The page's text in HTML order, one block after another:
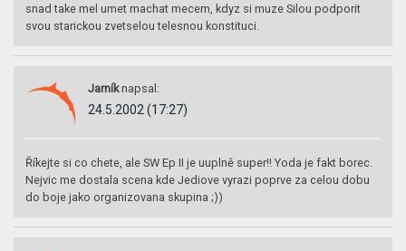
snad take mel umet machat mecem, kdyz si muze Silou podporit
svou starickou zvetselou telesnou konstituci.
Jarník napsal:
24.5.2002 (17:27)
Říkejte si co chete, ale SW Ep II je uuplně super!! Yoda je fakt borec.
Nejvic me dostala scena kde Jediove vyrazi poprve za celou dobu
do boje jako organizovana skupina ;))